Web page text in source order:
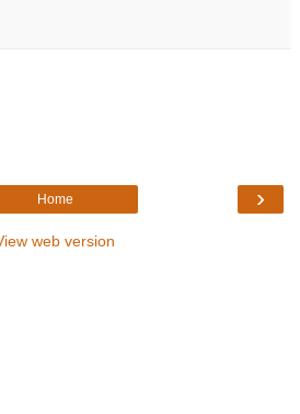
›
Home
web version